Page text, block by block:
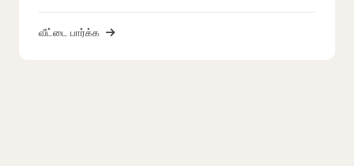
வீட்டை பார்க்க